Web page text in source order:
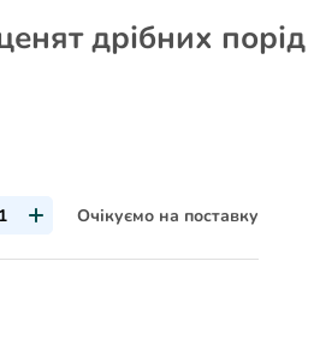
дрібних порід
Очікуємо на поставку